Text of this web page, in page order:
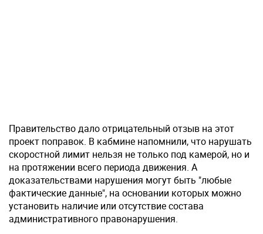
Правительство дало отрицательный отзыв на этот
проект поправок. В кабмине напомнили, что нарушать
скоростной лимит нельзя не только под камерой, но и
на протяжении всего периода движения. А
доказательствами нарушения могут быть "любые
фактические данные", на основании которых можно
установить наличие или отсутствие состава
административного правонарушения.